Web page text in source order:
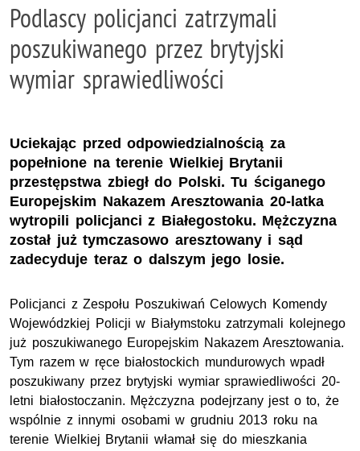
Podlascy policjanci zatrzymali
poszukiwanego przez brytyjski
wymiar sprawiedliwości
Uciekając przed odpowiedzialnością za
popełnione na terenie Wielkiej Brytanii
przestępstwa zbiegł do Polski. Tu ściganego
Europejskim Nakazem Aresztowania 20-latka
wytropili policjanci z Białegostoku. Mężczyzna
został już tymczasowo aresztowany i sąd
zadecyduje teraz o dalszym jego losie.
Policjanci z Zespołu Poszukiwań Celowych Komendy
Wojewódzkiej Policji w Białymstoku zatrzymali kolejnego
już poszukiwanego Europejskim Nakazem Aresztowania.
Tym razem w ręce białostockich mundurowych wpadł
poszukiwany przez brytyjski wymiar sprawiedliwości 20-
letni białostoczanin. Mężczyzna podejrzany jest o to, że
wspólnie z innymi osobami w grudniu 2013 roku na
terenie Wielkiej Brytanii włamał się do mieszkania